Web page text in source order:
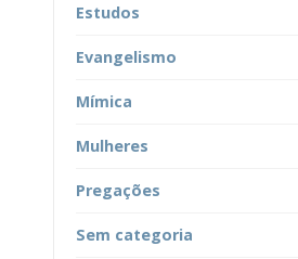
Estudos
Evangelismo
Mímica
Mulheres
Pregações
Sem categoria